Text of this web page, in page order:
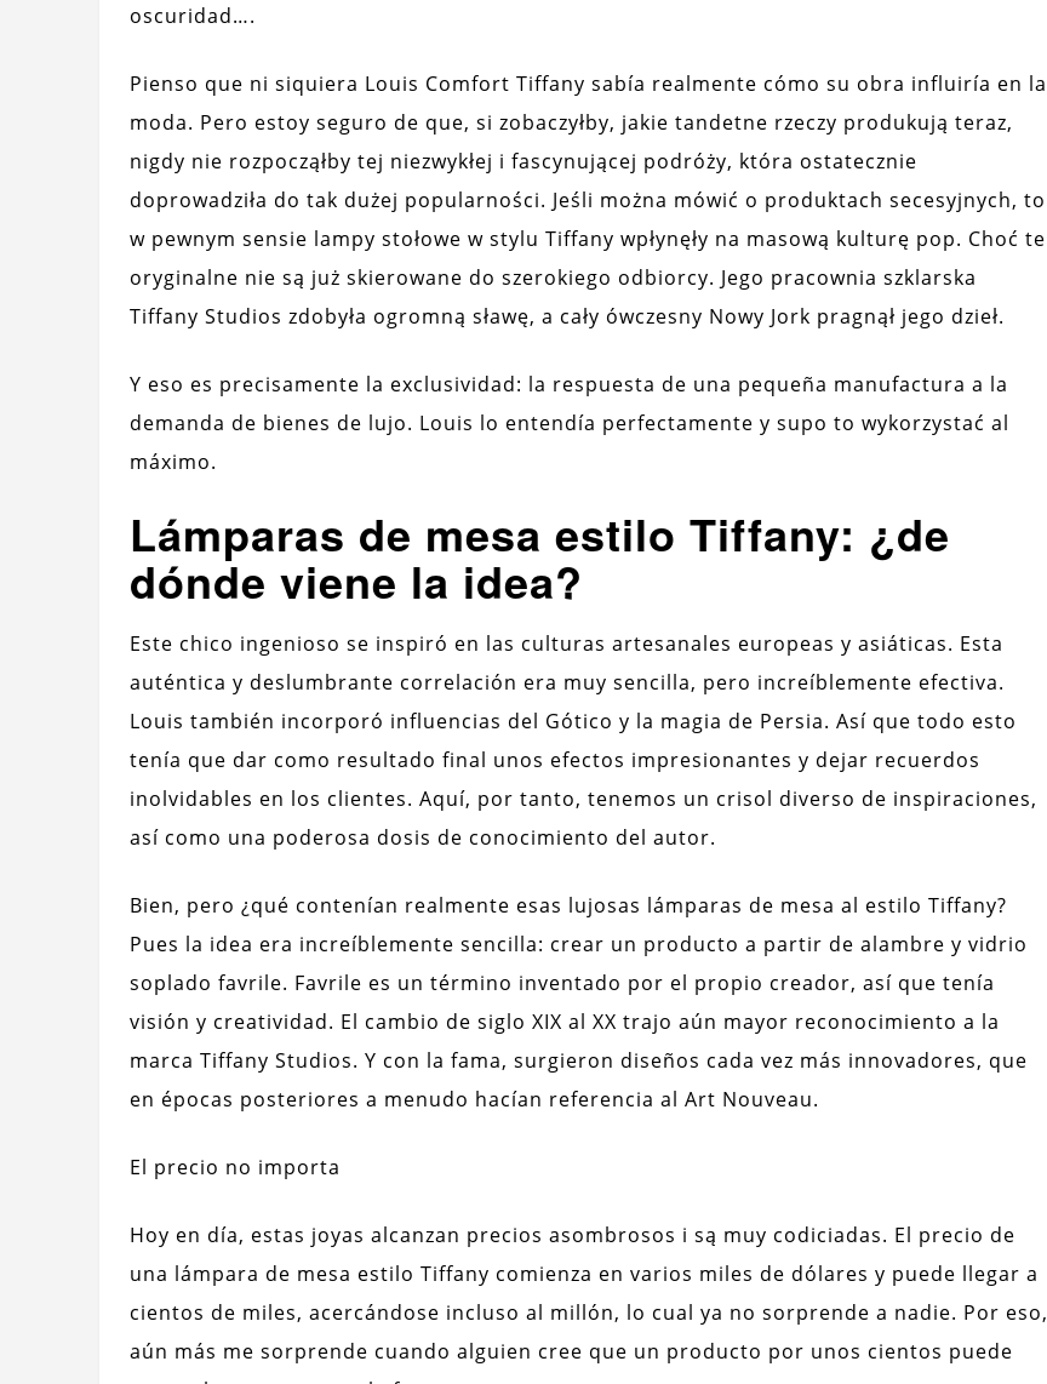
oscuridad….
Pienso que ni siquiera Louis Comfort Tiffany sabía realmente cómo su obra influiría en la
moda. Pero estoy seguro de que, si zobaczyłby, jakie tandetne rzeczy produkują teraz,
nigdy nie rozpocząłby tej niezwykłej i fascynującej podróży, która ostatecznie
doprowadziła do tak dużej popularności. Jeśli można mówić o produktach secesyjnych, to
w pewnym sensie lampy stołowe w stylu Tiffany wpłynęły na masową kulturę pop. Choć te
oryginalne nie są już skierowane do szerokiego odbiorcy. Jego pracownia szklarska
Tiffany Studios zdobyła ogromną sławę, a cały ówczesny Nowy Jork pragnął jego dzieł.
Y eso es precisamente la exclusividad: la respuesta de una pequeña manufactura a la
demanda de bienes de lujo. Louis lo entendía perfectamente y supo to wykorzystać al
máximo.
Lámparas de mesa estilo Tiffany: ¿de
dónde viene la idea?
Este chico ingenioso se inspiró en las culturas artesanales europeas y asiáticas. Esta
auténtica y deslumbrante correlación era muy sencilla, pero increíblemente efectiva.
Louis también incorporó influencias del Gótico y la magia de Persia. Así que todo esto
tenía que dar como resultado final unos efectos impresionantes y dejar recuerdos
inolvidables en los clientes. Aquí, por tanto, tenemos un crisol diverso de inspiraciones,
así como una poderosa dosis de conocimiento del autor.
Bien, pero ¿qué contenían realmente esas lujosas lámparas de mesa al estilo Tiffany?
Pues la idea era increíblemente sencilla: crear un producto a partir de alambre y vidrio
soplado favrile. Favrile es un término inventado por el propio creador, así que tenía
visión y creatividad. El cambio de siglo XIX al XX trajo aún mayor reconocimiento a la
marca Tiffany Studios. Y con la fama, surgieron diseños cada vez más innovadores, que
en épocas posteriores a menudo hacían referencia al Art Nouveau.
El precio no importa
Hoy en día, estas joyas alcanzan precios asombrosos i są muy codiciadas. El precio de
una lámpara de mesa estilo Tiffany comienza en varios miles de dólares y puede llegar a
cientos de miles, acercándose incluso al millón, lo cual ya no sorprende a nadie. Por eso,
aún más me sorprende cuando alguien cree que un producto por unos cientos puede